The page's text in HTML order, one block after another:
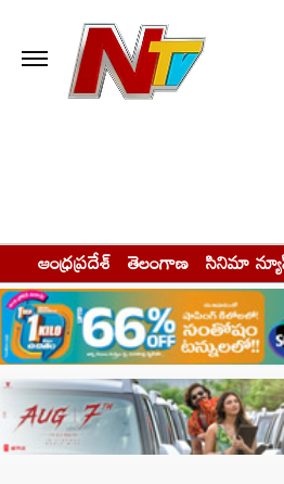
ఆంధ్రప్రదేశ్ తెలంగాణ సినిమా